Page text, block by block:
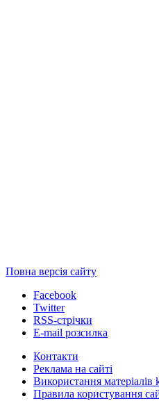
Повна версія сайту
Facebook
Twitter
RSS-стрічки
E-mail розсилка
Контакти
Реклама на сайті
Використання матеріалів
Правила користування